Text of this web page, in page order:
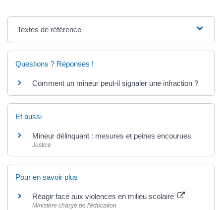
Textes de référence
Questions ? Réponses !
Comment un mineur peut-il signaler une infraction ?
Et aussi
Mineur délinquant : mesures et peines encourues
Justice
Pour en savoir plus
Réagir face aux violences en milieu scolaire
Ministère chargé de l'éducation